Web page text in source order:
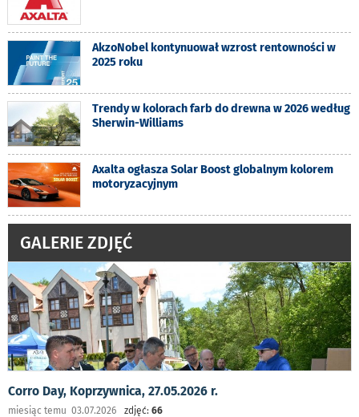
AkzoNobel kontynuował wzrost rentowności w
2025 roku
Trendy w kolorach farb do drewna w 2026 według
Sherwin-Williams
Axalta ogłasza Solar Boost globalnym kolorem
motoryzacyjnym
GALERIE ZDJĘĆ
Corro Day, Koprzywnica, 27.05.2026 r.
miesiąc temu 03.07.2026 zdjęć: 66